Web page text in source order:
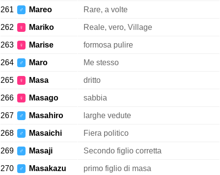
261 ♂ Mareo Rare, a volte
262 ♀ Mariko Reale, vero, Village
263 ♀ Marise formosa pulire
264 ♂ Maro Me stesso
265 ♀ Masa dritto
266 ♀ Masago sabbia
267 ♂ Masahiro larghe vedute
268 ♂ Masaichi Fiera politico
269 ♂ Masaji Secondo figlio corretta
270 ♂ Masakazu primo figlio di masa